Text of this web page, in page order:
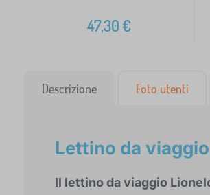
47,30€
Descrizione Foto utenti
Lettino da
Il lettino da viaggio